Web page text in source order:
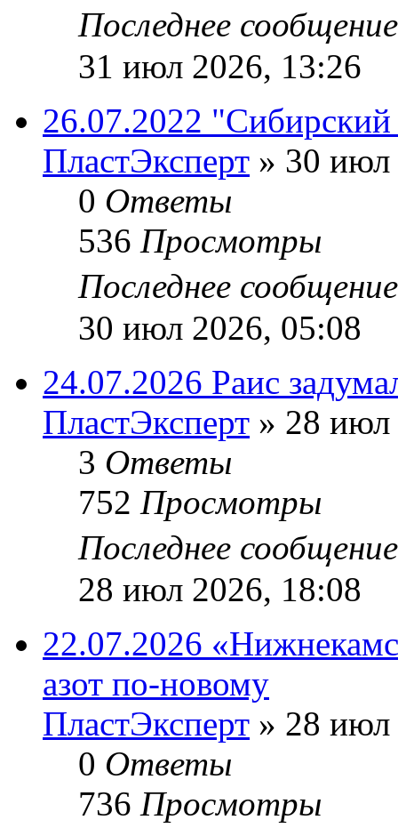
Последнее
31 июл 2026, 13:26
26.07.2022 "Сибирский
ПластЭксперт » 30 июл
0 Ответы
536 Просмотры
Последнее
30 июл 2026, 05:08
24.07.2026 Раис
ПластЭксперт » 28 июл
3 Ответы
752 Просмотры
Последнее
28 июл 2026, 18:08
22.07.2026
азот по-новому
ПластЭксперт » 28 июл
0 Ответы
736 Просмотры